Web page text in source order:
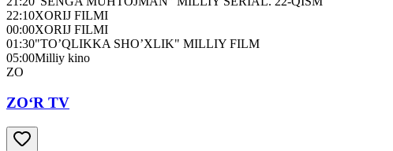
22:10XORIJ FILMI
00:00XORIJ FILMI
01:30"TO’QLIKKA SHO’XLIK" MILLIY FILM
05:00Milliy kino
ZO
ZO‘R TV